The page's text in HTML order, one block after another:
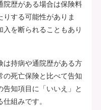
院歴がある場合は保険料
する可能性がありま
を断られることもあり
は持病や通院歴がある方
の死亡保険と比べて告知
知項目に「いいえ」と
組みです。